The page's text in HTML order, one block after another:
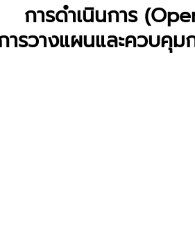
การดำเนินการ
ารวางแผนและควบคุม